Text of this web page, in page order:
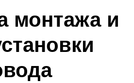
монтажа и